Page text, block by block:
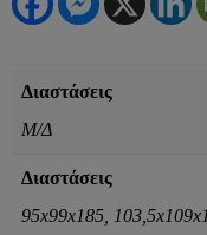
Διαστάσεις
Μ/Δ
Διαστάσεις
95x99x185,